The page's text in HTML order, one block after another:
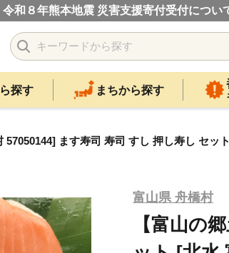
令和８年熊本地震 災害支援寄付受付につい
探す まちから探す
ます寿司 寿司 すし 押し寿し セッ
富山県 舟橋村
【富山の